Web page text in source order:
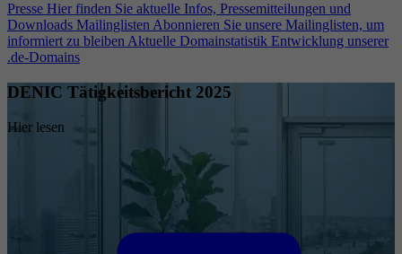
Presse Hier finden Sie aktuelle Infos, Pressemitteilungen und
Downloads Mailinglisten Abonnieren Sie unsere Mailinglisten, um
informiert zu bleiben Aktuelle Domainstatistik Entwicklung unserer
.de-Domains
DENIC Tätigkeitsbericht 2025
Hier lesen